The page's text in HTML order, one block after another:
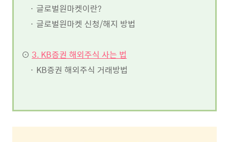
· 글로벌원마켓이란?
· 글로벌원마켓 신청/해지 방법
⊙ 3. KB증권 해외주식 사는 법
· KB증권 해외주식 거래방법